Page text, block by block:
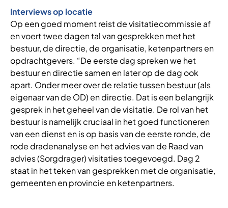
Interviews op locatie
Op een goed moment reist de visitatiecommissie af
en voert twee dagen tal van gesprekken met het
bestuur, de directie, de organisatie, ketenpartners en
opdrachtgevers. “De eerste dag spreken we het
bestuur en directie samen en later op de dag ook
apart. Onder meer over de relatie tussen bestuur (als
eigenaar van de OD) en directie. Dat is een belangrijk
gesprek in het geheel van de visitatie. De rol van het
bestuur is namelijk cruciaal in het goed functioneren
van een dienst en is op basis van de eerste ronde, de
rode dradenanalyse en het advies van de Raad van
advies (Sorgdrager) visitaties toegevoegd. Dag 2
staat in het teken van gesprekken met de organisatie,
gemeenten en provincie en ketenpartners.